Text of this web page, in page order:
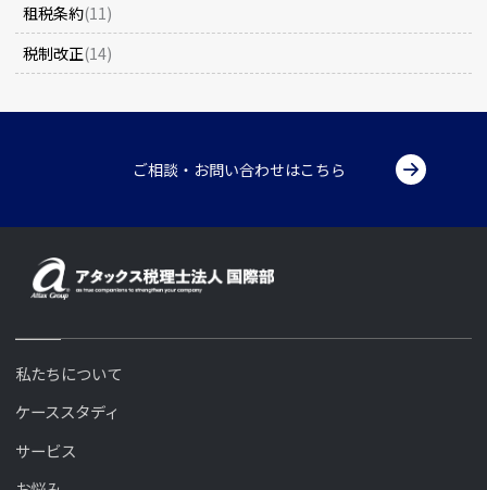
租税条約(11)
税制改正(14)
ご相談・お問い合わせはこちら
私たちについて
ケーススタディ
サービス